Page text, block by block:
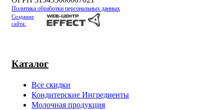
Каталог
Все скидки
Кондитерские Ингредиенты
Молочная продукция
Политика обработки персональных данных
Создание
сайта: